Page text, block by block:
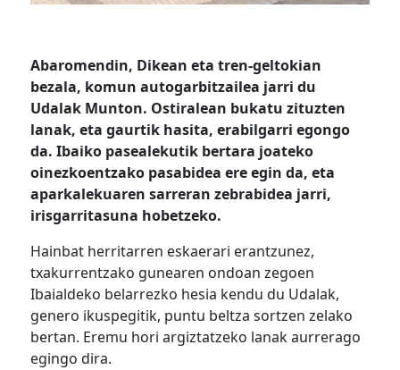
Abaromendin, Dikean eta tren-geltokian
bezala, komun autogarbitzailea jarri du
Udalak Munton. Ostiralean bukatu zituzten
lanak, eta gaurtik hasita, erabilgarri egongo
da. Ibaiko pasealekutik bertara joateko
oinezkoentzako pasabidea ere egin da, eta
aparkalekuaren sarreran zebrabidea jarri,
irisgarritasuna hobetzeko.
Hainbat herritarren eskaerari erantzunez,
txakurrentzako gunearen ondoan zegoen
Ibaialdeko belarrezko hesia kendu du Udalak,
genero ikuspegitik, puntu beltza sortzen zelako
bertan. Eremu hori argiztatzeko lanak aurrerago
egingo dira.